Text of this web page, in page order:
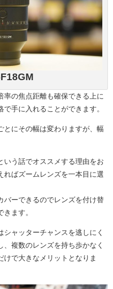
率の焦点距離も確保できる上に
手に入れることができます。
とにその幅は変わりますが、幅
いう話でオススメする理由をお
ればズームレンズを一本目に選
バーできるのでレンズを付け替
ます。
ャッターチャンスを逃しにく
複数のレンズを持ち歩かなく
けで大きなメリットとなりま